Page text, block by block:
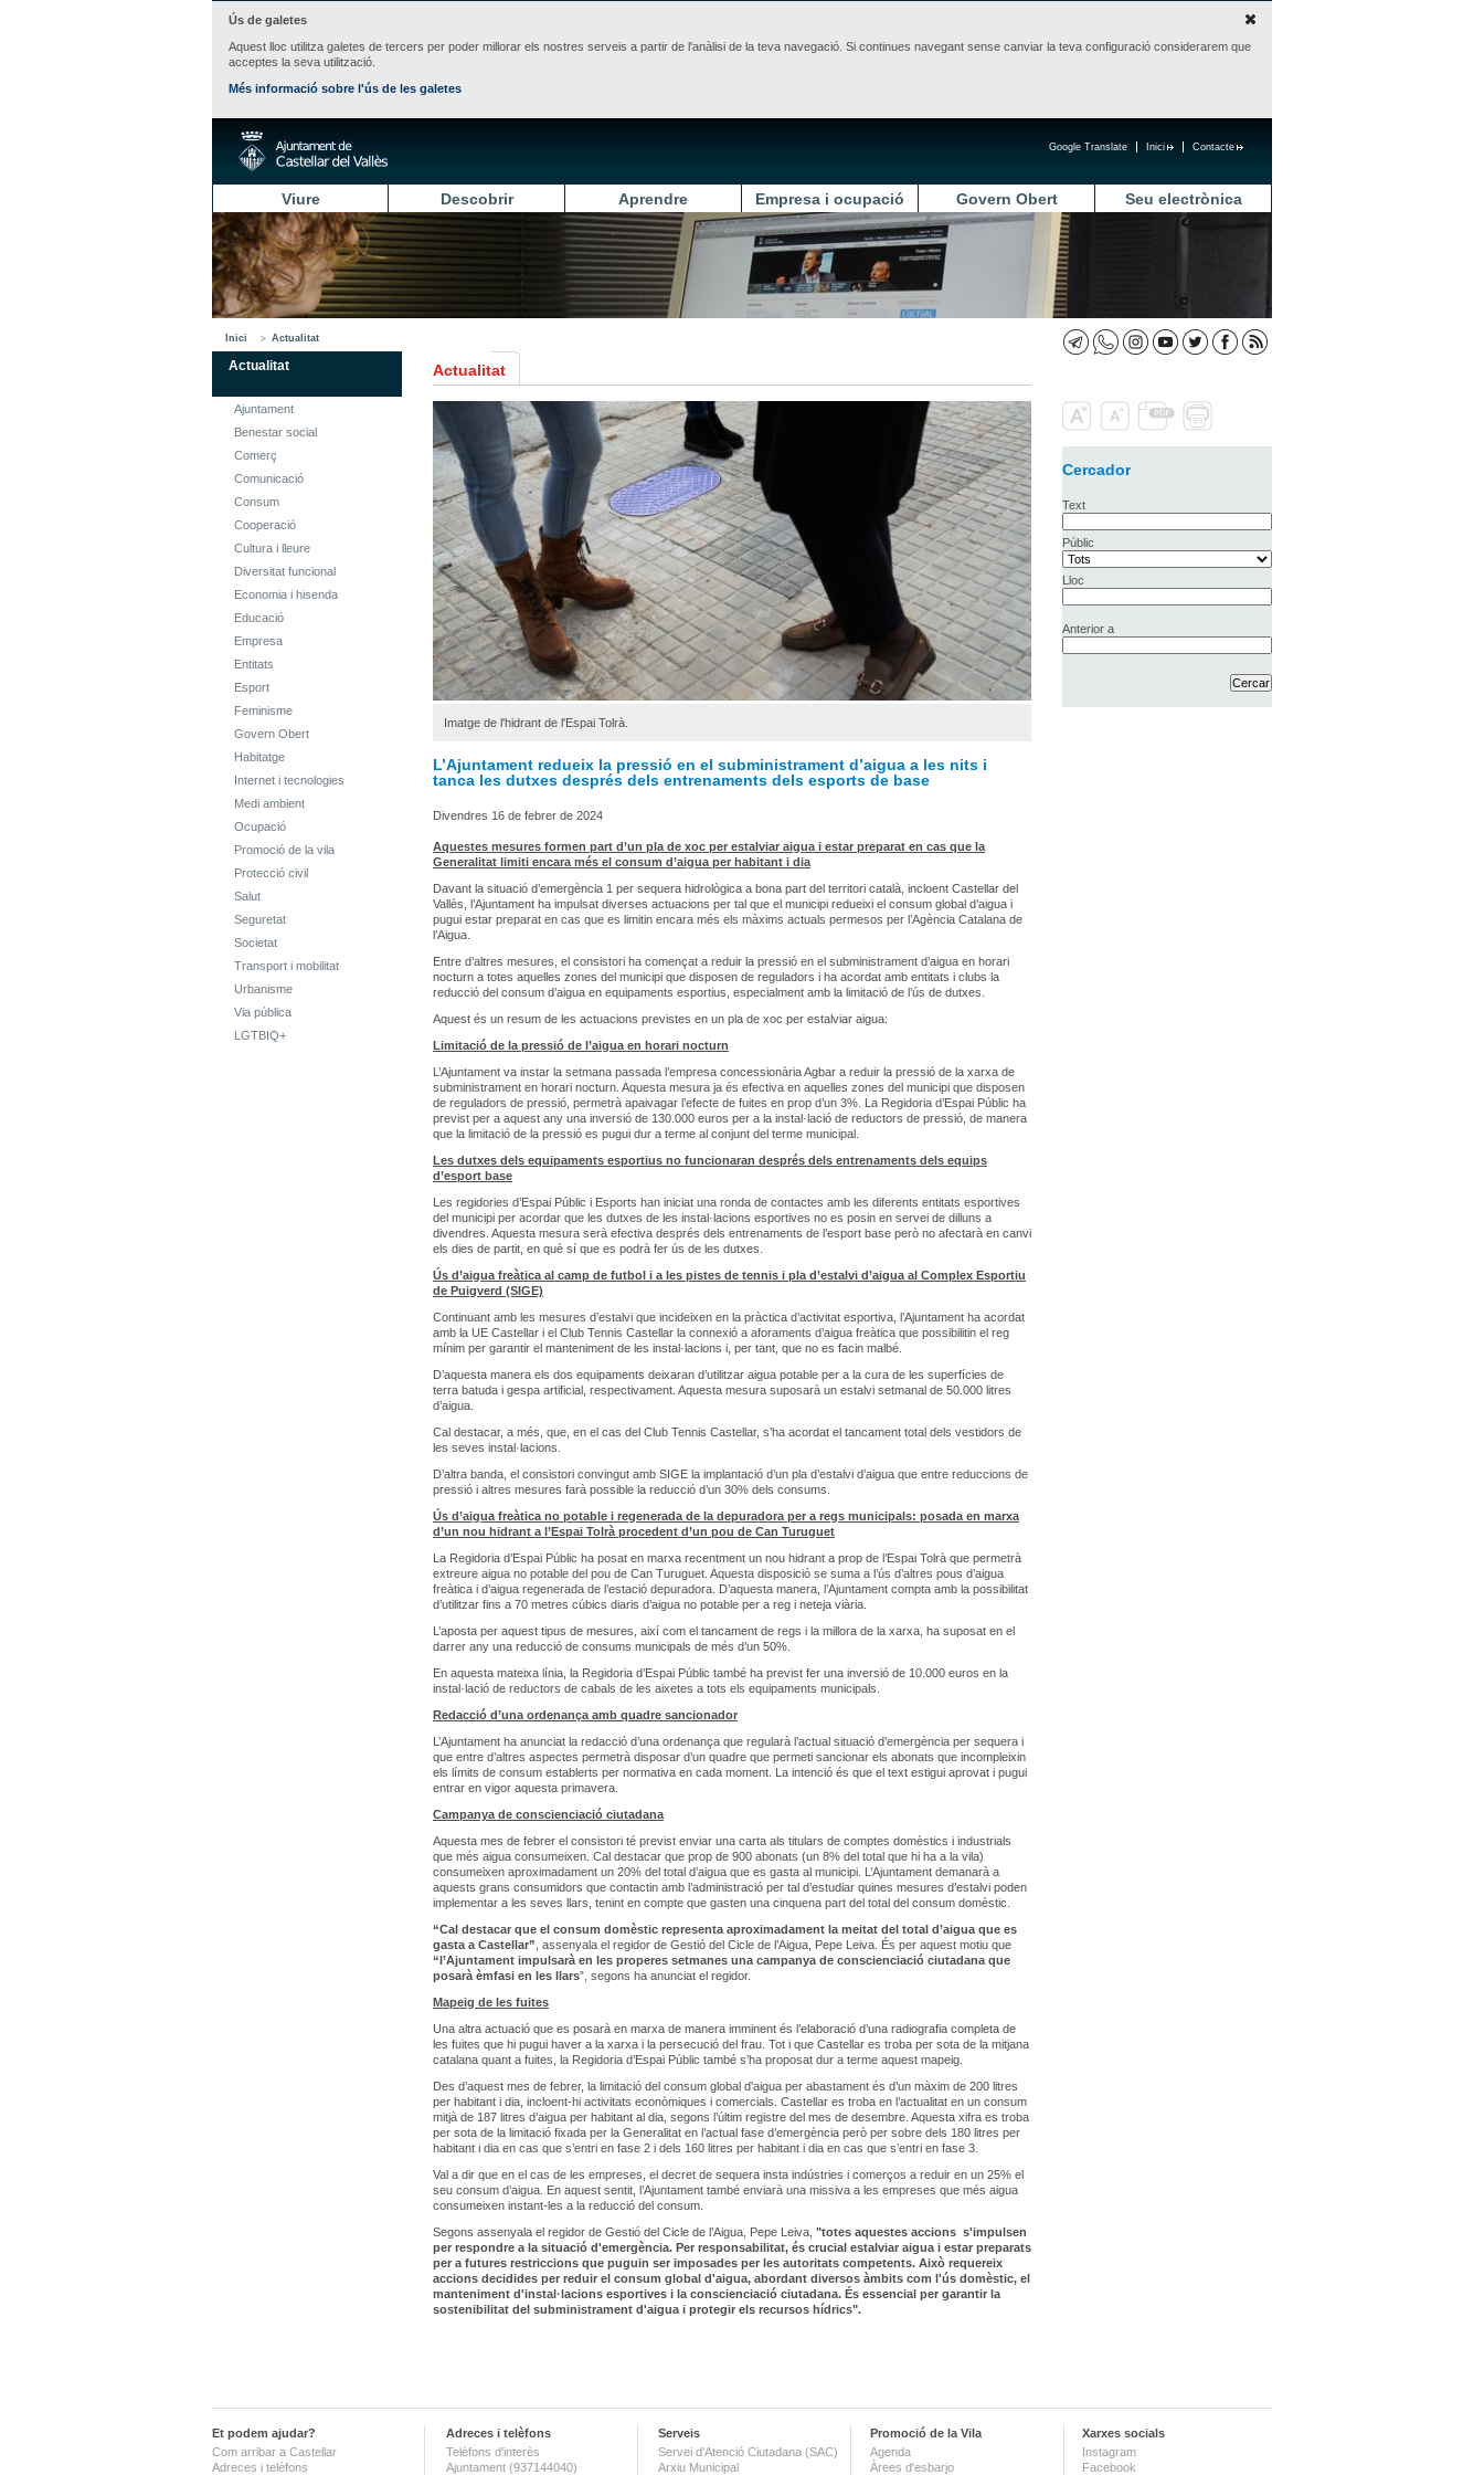
Ús de galetes
Aquest lloc utilitza galetes de tercers per poder millorar els nostres serveis a partir de l'anàlisi de la teva navegació. Si continues navegant sense canviar la teva configuració considerarem que
acceptes la seva utilització.
Més informació sobre l'ús de les galetes
Contacte
Inici
Google Translate
Viure Descobrir Aprendre Empresa i ocupació Govern Obert Seu electrònica
Inici Actualitat
Actualitat
Ajuntament
Benestar social
Comerç
Comunicació
Consum
Cooperació
Cultura i lleure
Diversitat funcional
Economia i hisenda
Educació
Empresa
Entitats
Esport
Feminisme
Govern Obert
Habitatge
Internet i tecnologies
Medi ambient
Ocupació
Promoció de la vila
Protecció civil
Salut
Seguretat
Societat
Transport i mobilitat
Urbanisme
Via pública
LGTBIQ+
Actualitat
Imatge de l'hidrant de l'Espai Tolrà.
L’Ajuntament redueix la pressió en el subministrament d’aigua a les nits i
tanca les dutxes després dels entrenaments dels esports de base
Divendres 16 de febrer de 2024
Aquestes mesures formen part d’un pla de xoc per estalviar aigua i estar preparat en cas que la
Generalitat limiti encara més el consum d’aigua per habitant i dia
Davant la situació d’emergència 1 per sequera hidrològica a bona part del territori català, incloent Castellar del
Vallès, l’Ajuntament ha impulsat diverses actuacions per tal que el municipi redueixi el consum global d’aigua i
pugui estar preparat en cas que es limitin encara més els màxims actuals permesos per l’Agència Catalana de
l’Aigua.
Entre d’altres mesures, el consistori ha començat a reduir la pressió en el subministrament d’aigua en horari
nocturn a totes aquelles zones del municipi que disposen de reguladors i ha acordat amb entitats i clubs la
reducció del consum d’aigua en equipaments esportius, especialment amb la limitació de l’ús de dutxes.
Aquest és un resum de les actuacions previstes en un pla de xoc per estalviar aigua:
Limitació de la pressió de l’aigua en horari nocturn
L’Ajuntament va instar la setmana passada l’empresa concessionària Agbar a reduir la pressió de la xarxa de
subministrament en horari nocturn. Aquesta mesura ja és efectiva en aquelles zones del municipi que disposen
de reguladors de pressió, permetrà apaivagar l’efecte de fuites en prop d’un 3%. La Regidoria d’Espai Públic ha
previst per a aquest any una inversió de 130.000 euros per a la instal·lació de reductors de pressió, de manera
que la limitació de la pressió es pugui dur a terme al conjunt del terme municipal.
Les dutxes dels equipaments esportius no funcionaran després dels entrenaments dels equips
d’esport base
Les regidories d’Espai Públic i Esports han iniciat una ronda de contactes amb les diferents entitats esportives
del municipi per acordar que les dutxes de les instal·lacions esportives no es posin en servei de dilluns a
divendres. Aquesta mesura serà efectiva després dels entrenaments de l’esport base però no afectarà en canvi
els dies de partit, en què sí que es podrà fer ús de les dutxes.
Ús d’aigua freàtica al camp de futbol i a les pistes de tennis i pla d’estalvi d’aigua al Complex Esportiu
de Puigverd (SIGE)
Continuant amb les mesures d’estalvi que incideixen en la pràctica d’activitat esportiva, l’Ajuntament ha acordat
amb la UE Castellar i el Club Tennis Castellar la connexió a aforaments d’aigua freàtica que possibilitin el reg
mínim per garantir el manteniment de les instal·lacions i, per tant, que no es facin malbé.
D’aquesta manera els dos equipaments deixaran d’utilitzar aigua potable per a la cura de les superfícies de
terra batuda i gespa artificial, respectivament. Aquesta mesura suposarà un estalvi setmanal de 50.000 litres
d’aigua.
Cal destacar, a més, que, en el cas del Club Tennis Castellar, s’ha acordat el tancament total dels vestidors de
les seves instal·lacions.
D’altra banda, el consistori convingut amb SIGE la implantació d’un pla d’estalvi d’aigua que entre reduccions de
pressió i altres mesures farà possible la reducció d’un 30% dels consums.
Ús d’aigua freàtica no potable i regenerada de la depuradora per a regs municipals: posada en marxa
d’un nou hidrant a l’Espai Tolrà procedent d’un pou de Can Turuguet
La Regidoria d’Espai Públic ha posat en marxa recentment un nou hidrant a prop de l’Espai Tolrà que permetrà
extreure aigua no potable del pou de Can Turuguet. Aquesta disposició se suma a l’ús d’altres pous d’aigua
freàtica i d’aigua regenerada de l’estació depuradora. D’aquesta manera, l’Ajuntament compta amb la possibilitat
d’utilitzar fins a 70 metres cúbics diaris d’aigua no potable per a reg i neteja viària.
L’aposta per aquest tipus de mesures, així com el tancament de regs i la millora de la xarxa, ha suposat en el
darrer any una reducció de consums municipals de més d’un 50%.
En aquesta mateixa línia, la Regidoria d’Espai Públic també ha previst fer una inversió de 10.000 euros en la
instal·lació de reductors de cabals de les aixetes a tots els equipaments municipals.
Redacció d’una ordenança amb quadre sancionador
L’Ajuntament ha anunciat la redacció d’una ordenança que regularà l’actual situació d’emergència per sequera i
que entre d’altres aspectes permetrà disposar d’un quadre que permeti sancionar els abonats que incompleixin
els límits de consum establerts per normativa en cada moment. La intenció és que el text estigui aprovat i pugui
entrar en vigor aquesta primavera.
Campanya de conscienciació ciutadana
Aquesta mes de febrer el consistori té previst enviar una carta als titulars de comptes domèstics i industrials
que més aigua consumeixen. Cal destacar que prop de 900 abonats (un 8% del total que hi ha a la vila)
consumeixen aproximadament un 20% del total d’aigua que es gasta al municipi. L’Ajuntament demanarà a
aquests grans consumidors que contactin amb l’administració per tal d’estudiar quines mesures d’estalvi poden
implementar a les seves llars, tenint en compte que gasten una cinquena part del total del consum domèstic.
“Cal destacar que el consum domèstic representa aproximadament la meitat del total d’aigua que es
gasta a Castellar” , assenyala el regidor de Gestió del Cicle de l’Aigua, Pepe Leiva. És per aquest motiu que
“l’Ajuntament impulsarà en les properes setmanes una campanya de conscienciació ciutadana que
posarà èmfasi en les llars”, segons ha anunciat el regidor.
Mapeig de les fuites
Una altra actuació que es posarà en marxa de manera imminent és l’elaboració d’una radiografia completa de
les fuites que hi pugui haver a la xarxa i la persecució del frau. Tot i que Castellar es troba per sota de la mitjana
catalana quant a fuites, la Regidoria d’Espai Públic també s’ha proposat dur a terme aquest mapeig.
Des d’aquest mes de febrer, la limitació del consum global d'aigua per abastament és d’un màxim de 200 litres
per habitant i dia, incloent-hi activitats econòmiques i comercials. Castellar es troba en l’actualitat en un consum
mitjà de 187 litres d’aigua per habitant al dia, segons l’últim registre del mes de desembre. Aquesta xifra es troba
per sota de la limitació fixada per la Generalitat en l’actual fase d’emergència però per sobre dels 180 litres per
habitant i dia en cas que s’entri en fase 2 i dels 160 litres per habitant i dia en cas que s’entri en fase 3.
Val a dir que en el cas de les empreses, el decret de sequera insta indústries i comerços a reduir en un 25% el
seu consum d’aigua. En aquest sentit, l’Ajuntament també enviarà una missiva a les empreses que més aigua
consumeixen instant-les a la reducció del consum.
Segons assenyala el regidor de Gestió del Cicle de l’Aigua, Pepe Leiva, "totes aquestes accions s'impulsen
per respondre a la situació d'emergència. Per responsabilitat, és crucial estalviar aigua i estar preparats
per a futures restriccions que puguin ser imposades per les autoritats competents. Això requereix
accions decidides per reduir el consum global d'aigua, abordant diversos àmbits com l'ús domèstic, el
manteniment d'instal·lacions esportives i la conscienciació ciutadana. És essencial per garantir la
sostenibilitat del subministrament d'aigua i protegir els recursos hídrics".
Cercador
Text
Públic
Lloc
Anterior a
Et podem ajudar?
Com arribar a Castellar
Adreces i telèfons
Adreces i telèfons
Telèfons d'interès
Ajuntament (937144040)
Serveis
Servei d'Atenció Ciutadana (SAC)
Arxiu Municipal
Promoció de la Vila
Agenda
Àrees d'esbarjo
Xarxes socials
Instagram
Facebook